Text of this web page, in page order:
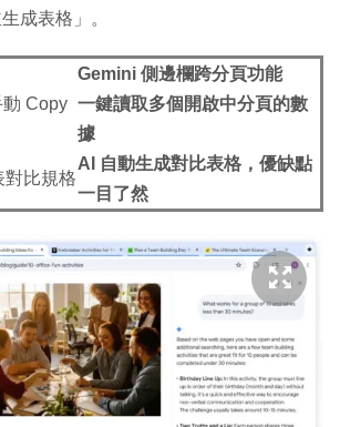
成表格」。
Gemini 側邊欄跨分頁功能
Copy 一鍵讀取多個開啟中分頁的數
據
對比規格
AI 自動生成對比表格，優缺點
一目了然